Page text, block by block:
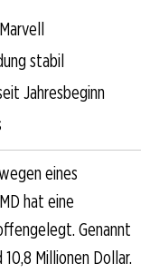
stabil
Jahresbeginn
eines
hat eine
Genannt
Millionen Dollar.